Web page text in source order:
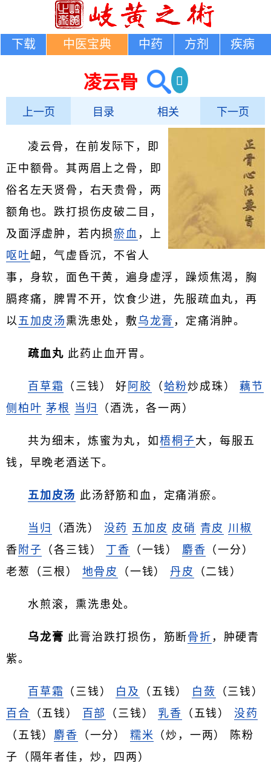
下载 中医宝典 中药 方剂 疾病
凌云骨
上一页 目录 相关 下一页
凌云骨，在前发际下，即
正中额骨。其两眉上之骨，即
俗名左天贤骨，右天贵骨，两
额角也。跌打损伤皮破二目，
及面浮虚肿，若内损瘀血 ，上
呕吐衄，气虚昏沉，不省人
事，身软，面色干黄，遍身虚浮，躁烦焦渴，胸
膈疼痛，脾胃不开，饮食少进，先服疏血丸，再
以五加皮汤 熏洗患处，敷乌龙膏 ，定痛消肿。
疏血丸 此药止血开胃。
百草霜 （三钱） 好 阿胶 （ 蛤粉炒成珠）藕节
侧柏叶 茅根 当归 （酒洗，各一两）
共为细末，炼蜜为丸，如 梧桐子大，每服五
钱，早晚老酒送下。
五加皮汤 此汤舒筋和血，定痛消瘀。
当归 （酒洗） 没药 五加皮 皮硝 青皮 川椒
香 附子 （各三钱） 丁香 （一钱） 麝香 （一分）
老葱（三根） 地骨皮 （一钱） 丹皮 （二钱）
水煎滚，熏洗患处。
乌龙膏 此膏治跌打损伤，筋断骨折 ，肿硬青
紫。
百草霜 （三钱） 白及 （五钱） 白蔹 （三钱）
百合 （五钱） 百部 （三钱）乳香 （五钱） 没药
（五钱） 麝香 （一分） 糯米 （炒，一两） 陈粉
子（隔年者佳，炒，四两）